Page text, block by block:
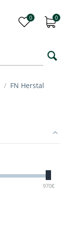
0 0
/ FN Herstal
970€